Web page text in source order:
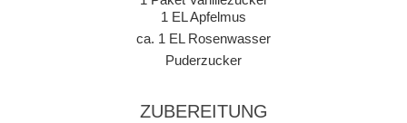
1 EL Apfelmus
ca. 1 EL Rosenwasser
Puderzucker
ZUBEREITUNG